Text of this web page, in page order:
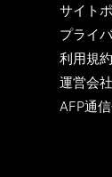
サイト
プライ
利用規約
運営会社
AFP通